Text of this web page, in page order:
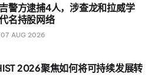
警方逮捕4人，涉查龙和拉威学
名持股网络
07 AUG 2026
2026聚焦如何将可持续发展转